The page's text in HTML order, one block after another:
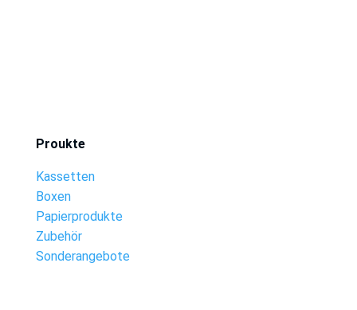
Proukte
Kassetten
Boxen
Papierprodukte
Zubehör
Sonderangebote